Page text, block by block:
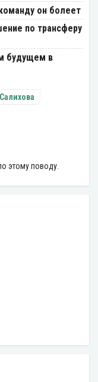
он болеет
по трансферу
будущем в
этому поводу.